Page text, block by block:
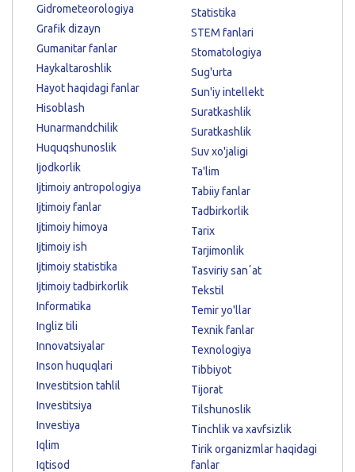
Gidrometeorologiya
Grafik dizayn
Gumanitar fanlar
Haykaltaroshlik
Hayot haqidagi fanlar
Hisoblash
Hunarmandchilik
Huquqshunoslik
Ijodkorlik
Ijtimoiy antropologiya
Ijtimoiy fanlar
Ijtimoiy himoya
Ijtimoiy ish
Ijtimoiy statistika
Ijtimoiy tadbirkorlik
Informatika
Ingliz tili
Innovatsiyalar
Inson huquqlari
Investitsion tahlil
Investitsiya
Investiya
Iqlim
Iqtisod
Statistika
STEM fanlari
Stomatologiya
Sug'urta
Sun'iy intellekt
Suratkashlik
Suratkashlik
Suv xo'jaligi
Ta'lim
Tabiiy fanlar
Tadbirkorlik
Tarix
Tarjimonlik
Tasviriy sanʼat
Tekstil
Temir yo'llar
Texnik fanlar
Texnologiya
Tibbiyot
Tijorat
Tilshunoslik
Tinchlik va xavfsizlik
Tirik organizmlar haqidagi
fanlar